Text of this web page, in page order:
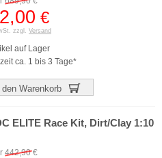
€
zzgl. Versand
auf Lager
ca. 1 bis 3 Tage*
den Warenkorb
ELITE Race Kit, Dirt/Clay 1:10
442,90€